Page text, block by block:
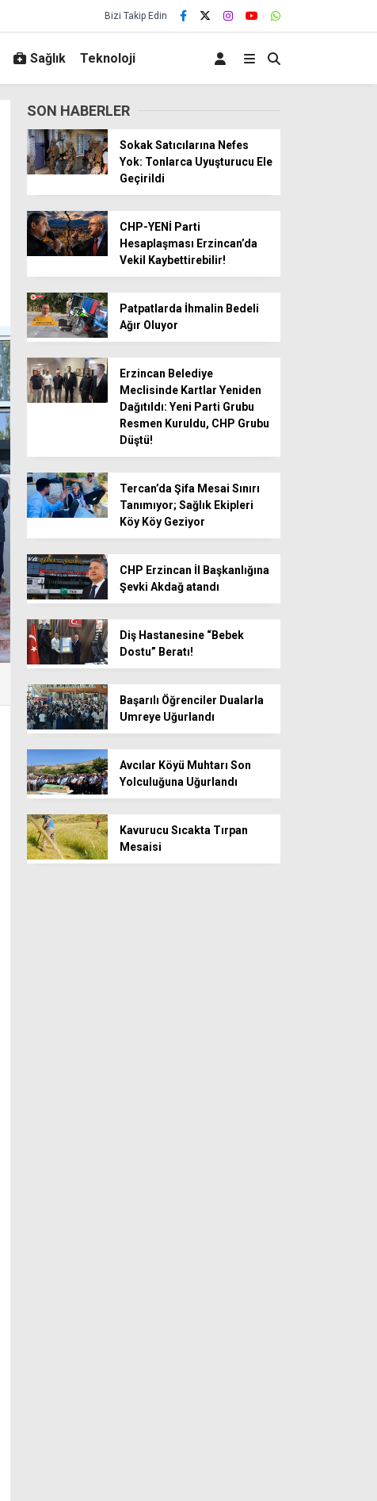
Bizi Takip Edin
Sağlık Teknoloji
SON HABERLER
Sokak Satıcılarına Nefes
Yok: Tonlarca Uyuşturucu Ele
Geçirildi
CHP-YENİ Parti
Hesaplaşması Erzincan’da
Vekil Kaybettirebilir!
Patpatlarda İhmalin Bedeli
Ağır Oluyor
Erzincan Belediye
Meclisinde Kartlar Yeniden
Dağıtıldı: Yeni Parti Grubu
Resmen Kuruldu, CHP Grubu
Düştü!
Tercan’da Şifa Mesai Sınırı
Tanımıyor; Sağlık Ekipleri
Köy Köy Geziyor
CHP Erzincan İl Başkanlığına
Şevki Akdağ atandı
Diş Hastanesine “Bebek
Dostu” Beratı!
Başarılı Öğrenciler Dualarla
Umreye Uğurlandı
Avcılar Köyü Muhtarı Son
Yolculuğuna Uğurlandı
Kavurucu Sıcakta Tırpan
Mesaisi